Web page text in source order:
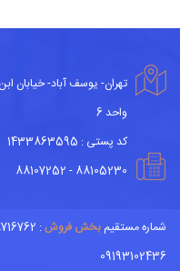
واحد 6
کد پستی : 1433863595
88105230 - 88107252
شماره مستقیم بخش فروش: 88716762 - 021 تلگرام
09193102436